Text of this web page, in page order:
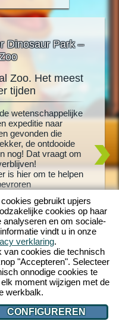
Dinosaur Park –
Zoo. Het meest
tijden
wetenschappelijke
expeditie naar
gevonden die
de ontdooide
nog! Dat vraagt om
is hier om te helpen
komen wat er
Stort je in een
Dinosaur Park -
en
met T-
ultieme
om te
gebruikt upjers
cookies op haar
en om sociale-
vindt u in onze
verklaring.
van cookies die technisch
"Accepteren". Selecteer
onnodige cookies te
moment wijzigen met de
werkbalk.
CONFIGUREREN